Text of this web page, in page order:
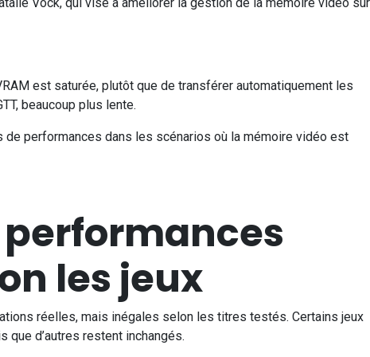
est saturée, plutôt que de transférer automatiquement les
beaucoup plus lente.
performances dans les scénarios où la mémoire vidéo est
performances
les jeux
réelles, mais inégales selon les titres testés. Certains jeux
que d’autres restent inchangés.